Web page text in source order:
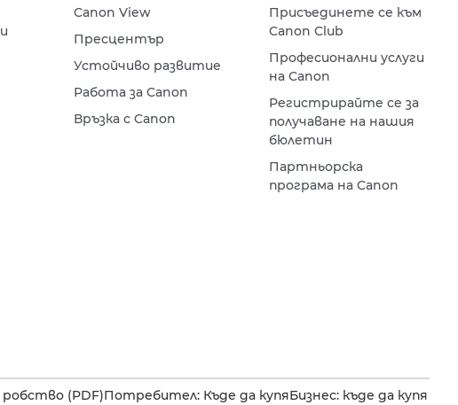
Canon View
Пресцентър
Устойчиво развитие
Работа за Canon
Връзка с Canon
Присъединете се към
Canon Club
Професионални услуги
на Canon
Регистрирайте се за
получаване на нашия
бюлетин
Партньорска
програма на Canon
(PDF)Потребител: Къде да купяБизнес: къде да купя